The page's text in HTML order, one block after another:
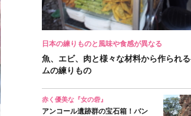
日本の練りものと風味や食感が異なる
魚、エビ、肉と様々な材料から作られ
ムの練りもの
赤く優美な『女の砦』
アンコール遺跡群の宝石箱！バン